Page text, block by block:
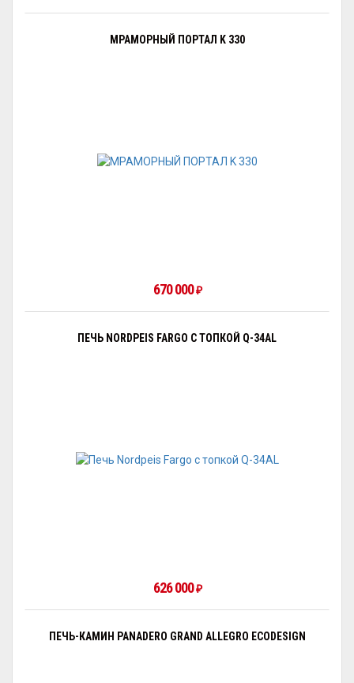
МРАМОРНЫЙ ПОРТАЛ K 330
670 000₽
ПЕЧЬ NORDPEIS FARGO С ТОПКОЙ Q-34AL
626 000₽
ПЕЧЬ-КАМИН PANADERO GRAND ALLEGRO ECODESIGN